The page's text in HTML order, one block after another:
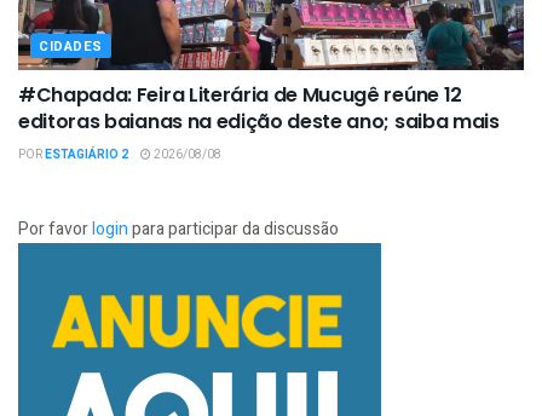
CIDADES
#Chapada: Feira Literária de Mucugê reúne 12
editoras baianas na edição deste ano; saiba mais
PORESTAGIÁRIO 2 2026/08/08
Por favorloginpara participar da discussão